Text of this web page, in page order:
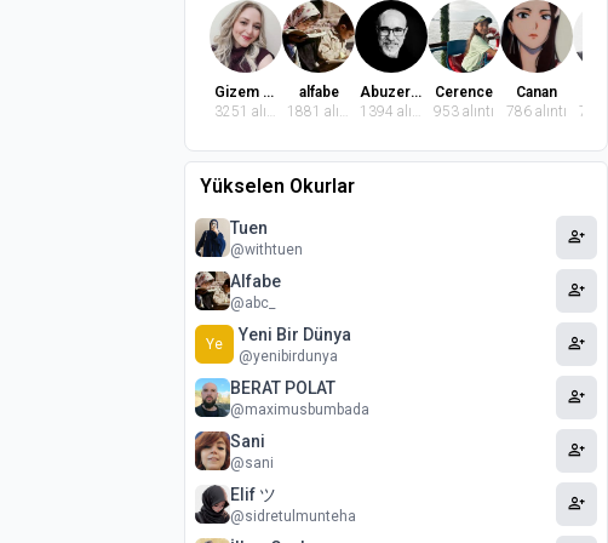
Gizem Dindaroğlu
3251 alıntı
alfabe
1881 alıntı
Abuzer Badem
1394 alıntı
Cerence
953 alıntı
Canan
786 alıntı
764
Yükselen Okurlar
Tuen
@withtuen person_add
Alfabe
@abc_ person_add
Ye Yeni Bir Dünya
@yenibirdunya person_add
BERAT POLAT
@maximusbumbada person_add
Sani
@sani person_add
Elif ツ
@sidretulmunteha person_add